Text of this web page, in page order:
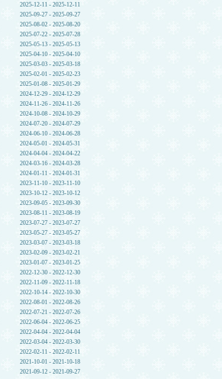
2025-12-11 - 2025-12-11
2025-09-27 - 2025-09-27
2025-08-02 - 2025-08-20
2025-07-22 - 2025-07-28
2025-05-13 - 2025-05-13
2025-04-10 - 2025-04-10
2025-03-03 - 2025-03-18
2025-02-01 - 2025-02-23
2025-01-08 - 2025-01-29
2024-12-29 - 2024-12-29
2024-11-26 - 2024-11-26
2024-10-08 - 2024-10-29
2024-07-20 - 2024-07-29
2024-06-10 - 2024-06-28
2024-05-01 - 2024-05-31
2024-04-04 - 2024-04-22
2024-03-16 - 2024-03-28
2024-01-11 - 2024-01-31
2023-11-10 - 2023-11-10
2023-10-12 - 2023-10-12
2023-09-05 - 2023-09-30
2023-08-11 - 2023-08-19
2023-07-27 - 2023-07-27
2023-05-27 - 2023-05-27
2023-03-07 - 2023-03-18
2023-02-09 - 2023-02-21
2023-01-07 - 2023-01-25
2022-12-30 - 2022-12-30
2022-11-09 - 2022-11-18
2022-10-14 - 2022-10-30
2022-08-01 - 2022-08-26
2022-07-21 - 2022-07-26
2022-06-04 - 2022-06-25
2022-04-04 - 2022-04-04
2022-03-04 - 2022-03-30
2022-02-11 - 2022-02-11
2021-10-01 - 2021-10-18
2021-09-12 - 2021-09-27